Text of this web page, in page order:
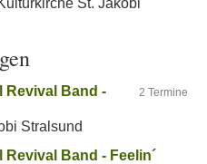
St. Jakobi
2 Termine
Revival Band -
Stralsund
Band - Feelin´